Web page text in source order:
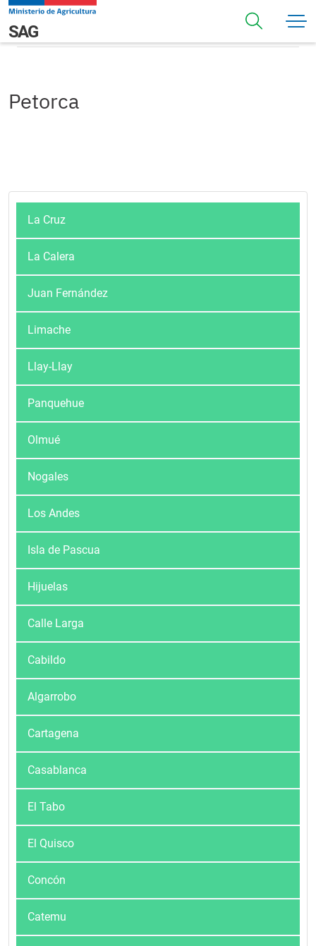
Pasar al contenido principal
Navegación principal
SAGPetorca
Petorca
La Cruz
La Calera
Juan Fernández
Limache
Llay-Llay
Panquehue
Olmué
Nogales
Los Andes
Isla de Pascua
Hijuelas
Calle Larga
Cabildo
Algarrobo
Cartagena
Casablanca
El Tabo
El Quisco
Concón
Catemu